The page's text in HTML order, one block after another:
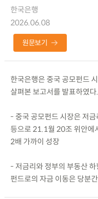
한국은행
2026.06.08
원문보기
한국은행은 중국 공모펀드
살펴본 보고서를 발표하였다.
- 중국 공모펀드 시장은 저
등으로 21.1월 20조 위안에
2배 가까이 성장
- 저금리와 정부의 부동산
펀드로의 자금 이동은 당분